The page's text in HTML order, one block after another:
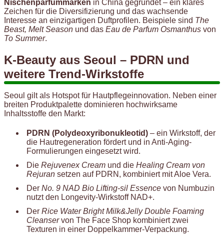
Nischenparfümmarken in China gegründet – ein klares
Zeichen für die Diversifizierung und das wachsende
Interesse an einzigartigen Duftprofilen. Beispiele sind The
Beast, Melt Season und das Eau de Parfum Osmanthus von
To Summer.
K-Beauty aus Seoul – PDRN und
weitere Trend-Wirkstoffe
Seoul gilt als Hotspot für Hautpflegeinnovation. Neben einer
breiten Produktpalette dominieren hochwirksame
Inhaltsstoffe den Markt:
PDRN (Polydeoxyribonukleotid) – ein Wirkstoff, der
die Hautregeneration fördert und in Anti-Aging-
Formulierungen eingesetzt wird.
Die Rejuvenex Cream und die Healing Cream von
Rejuran setzen auf PDRN, kombiniert mit Aloe Vera.
Der No. 9 NAD Bio Lifting-sil Essence von Numbuzin
nutzt den Longevity-Wirkstoff NAD+.
Der Rice Water Bright Milk&Jelly Double Foaming
Cleanservon The Face Shop kombiniert zwei
Texturen in einer Doppelkammer-Verpackung.